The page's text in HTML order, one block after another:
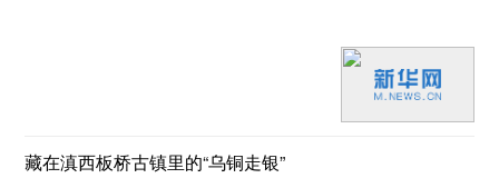
藏在滇西板桥古镇里的“乌铜走银”